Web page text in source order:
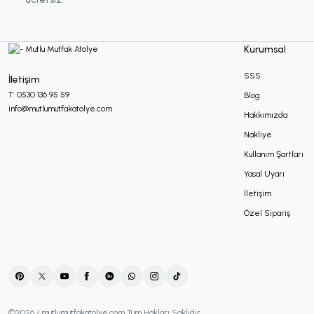
İletişim
T: 0530 136 95 59
info@mutlumutfakatolye.com
Kurumsal
SSS
Blog
Hakkımızda
Nakliye
Kullanım Şartları
Yasal Uyarı
İletişim
Özel Sipariş
Oda Kokusu Hediyelikleri
Sukulent Hediyelik